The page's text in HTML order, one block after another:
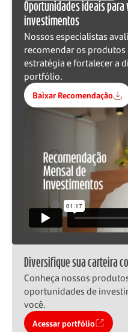
Oportunidades ideais
investimentos
Nossos especialistas
recomendar os produtos
estratégia e fortalecer a
portfólio.
Baixar Recomendação
Diversifique sua carteira
Conheça nossos
oportunidades de
você.
Acessar portfólio